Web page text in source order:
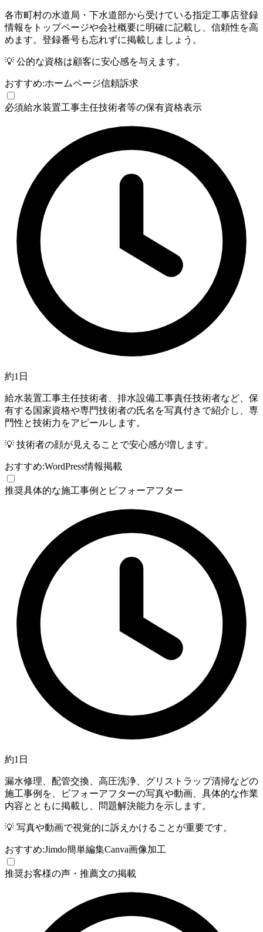
各市町村の水道局・下水道部から受けている指定工事店登録
情報をトップページや会社概要に明確に記載し、信頼性を高
めます。登録番号も忘れずに掲載しましょう。
💡 公的な資格は顧客に安心感を与えます。
おすすめ:ホームページ信頼訴求
必須給水装置工事主任技術者等の保有資格表示
約1日
給水装置工事主任技術者、排水設備工事責任技術者など、保
有する国家資格や専門技術者の氏名を写真付きで紹介し、専
門性と技術力をアピールします。
💡 技術者の顔が見えることで安心感が増します。
おすすめ:WordPress情報掲載
推奨具体的な施工事例とビフォーアフター
約1日
漏水修理、配管交換、高圧洗浄、グリストラップ清掃などの
施工事例を、ビフォーアフターの写真や動画、具体的な作業
内容とともに掲載し、問題解決能力を示します。
💡 写真や動画で視覚的に訴えかけることが重要です。
おすすめ:Jimdo簡単編集Canva画像加工
推奨お客様の声・推薦文の掲載